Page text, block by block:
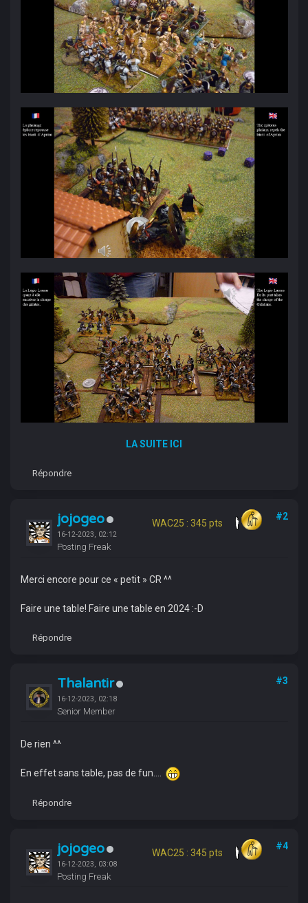
LA SUITE ICI
Répondre
jojogeo
16-12-2023, 02:12
Posting Freak
WAC25 : 345 pts
#2
Merci encore pour ce « petit » CR ^^
Faire une table! Faire une table en 2024 :-D
Répondre
Thalantir
16-12-2023, 02:18
Senior Member
#3
De rien ^^
En effet sans table, pas de fun....
Répondre
jojogeo
16-12-2023, 03:08
Posting Freak
WAC25 : 345 pts
#4